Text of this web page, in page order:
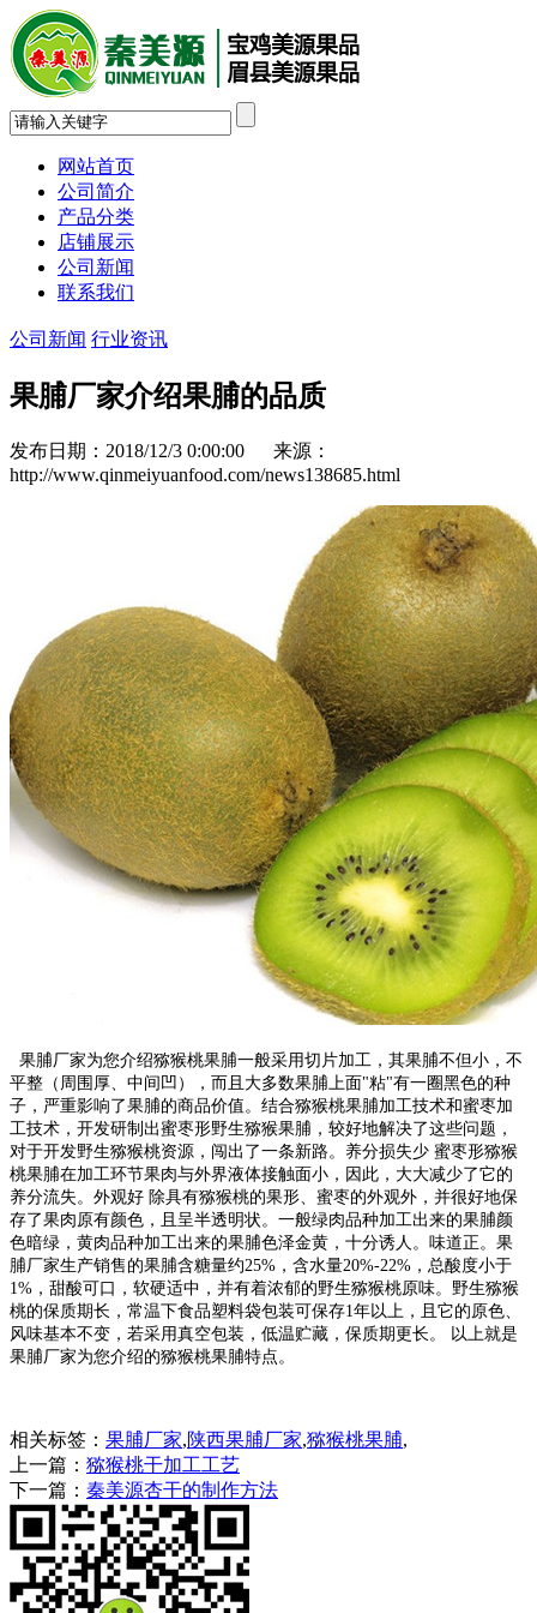
网站首页
公司简介
产品分类
店铺展示
公司新闻
联系我们
公司新闻 行业资讯
果脯厂家介绍果脯的品质
发布日期：2018/12/3 0:00:00 来源：
http://www.qinmeiyuanfood.com/news138685.html
果脯厂家为您介绍猕猴桃果脯一般采用切片加工，其果脯不但小，不
平整 （周围厚、中间凹），而且大多数果脯上面"粘"有一圈黑色的种
子，严重影响了果脯的商品价值。结合猕猴桃果脯加工技术和蜜枣加
工技术，开发研制出蜜枣形野生猕猴果脯，较好地解决了这些问题，
对于开发野生猕猴桃资源，闯出了一条新路。养分损失少 蜜枣形猕猴
桃果脯在加工环节果肉与外界液体接触面小，因此，大大减少了它的
养分流失。外观好 除具有猕猴桃的果形、蜜枣的外观外，并很好地保
存了果肉原有颜色，且呈半透明状。一般绿肉品种加工出来的果脯颜
色暗绿，黄肉品种加工出来的果脯色泽金黄，十分诱人。味道正。果
脯厂家生产销售的果脯含糖量约25%，含水量20%-22%，总酸度小于
1%，甜酸可口，软硬适中，并有着浓郁的野生猕猴桃原味。野生猕猴
桃的保质期长，常温下食品塑料袋包装可保存1年以上，
且它的原色、
风味基本不变，若采用真空包装，低温贮藏，保质期更长。
以上就是
果脯厂家为您介绍的猕猴桃果脯特点。
相关标签： 果脯厂家,陕西果脯厂家,猕猴桃果脯,
上一篇： 猕猴桃干加工工艺
下一篇： 秦美源杏干的制作方法